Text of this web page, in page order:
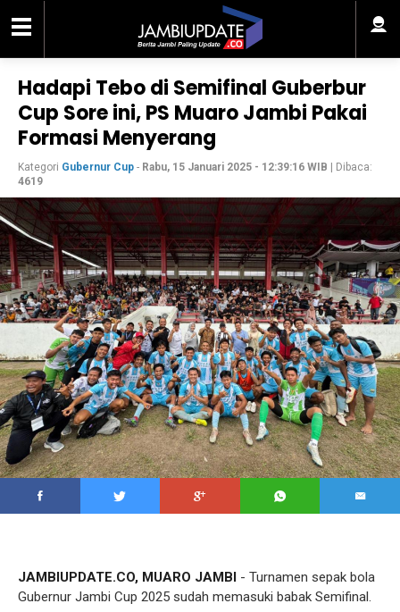
Hadapi Tebo di Semifinal Guberbur
Cup Sore ini, PS Muaro Jambi Pakai
Formasi Menyerang
Kategori Gubernur Cup - Rabu, 15 Januari 2025 - 12:39:16 WIB | Dibaca:
4619
JAMBIUPDATE.CO, MUARO JAMBI - Turnamen sepak bola
Gubernur Jambi Cup 2025 sudah memasuki babak Semifinal.